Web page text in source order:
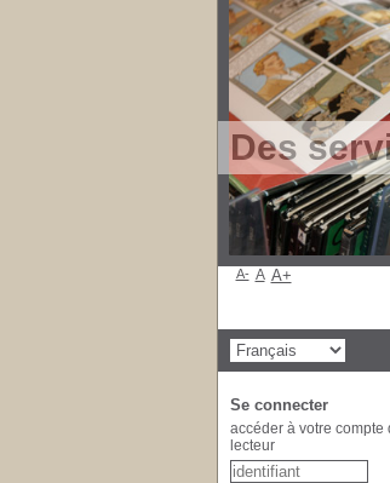
Des
A- A A+
Se connecter
accéder à votre compte
lecteur